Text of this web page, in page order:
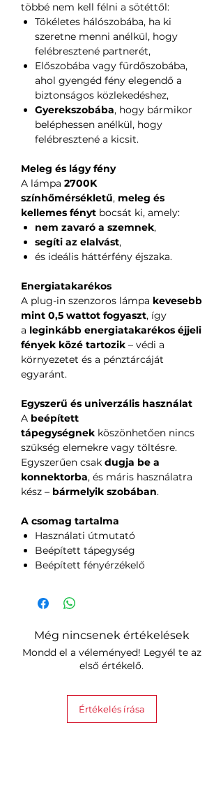
többé nem kell félni a sötéttől:
Tökéletes hálószobába, ha ki
szeretne menni anélkül, hogy
felébresztené partnerét,
Előszobába vagy fürdőszobába,
ahol gyengéd fény elegendő a
biztonságos közlekedéshez,
Gyerekszobába, hogy bármikor
beléphessen anélkül, hogy
felébresztené a kicsit.
Meleg és lágy fény
A lámpa 2700K
színhőmérsékletű, meleg és
kellemes fényt bocsát ki, amely:
nem zavaró a szemnek,
segíti az elalvást,
és ideális háttérfény éjszaka.
Energiatakarékos
A plug-in szenzoros lámpa kevesebb
mint 0,5 wattot fogyaszt, így
a leginkább energiatakarékos éjjeli
fények közé tartozik – védi a
környezetet és a pénztárcáját
egyaránt.
Egyszerű és univerzális használat
A beépített
tápegységnek köszönhetően nincs
szükség elemekre vagy töltésre.
Egyszerűen csak dugja be a
konnektorba, és máris használatra
kész – bármelyik szobában.
A csomag tartalma
Használati útmutató
Beépített tápegység
Beépített fényérzékelő
Még nincsenek értékelések
Mondd el a véleményed! Legyél te az
első értékelő.
Értékelés írása